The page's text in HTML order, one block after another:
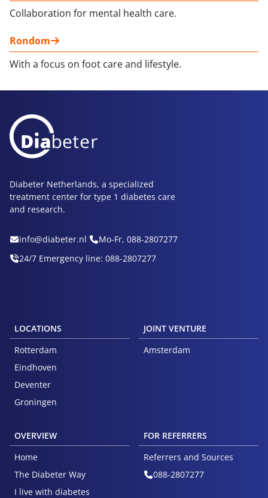
Collaboration for mental health care.
Rondom
With a focus on foot care and lifestyle.
Diabeter Netherlands, a specialized
treatment center for type 1 diabetes care
and research.
info@diabeter.nl
Mo-Fr, 088-2807277
24/7 Emergency line: 088-2807277
LOCATIONS
Rotterdam
Eindhoven
Deventer
Groningen
JOINT VENTURE
Amsterdam
OVERVIEW
Home
The Diabeter Way
I live with diabetes
FOR REFERRERS
Referrers and Sources
088-2807277